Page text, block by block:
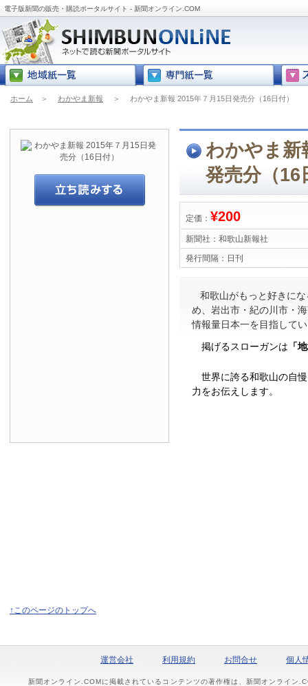
電子版新聞の販売・購読ポータルサイト - 新聞オンライン.COM
ホーム ＞ わかやま新報 ＞ わかやま新報 2015年７月15日発売分（16日付）
わかやま新
発売分（16
定価： ¥200
新聞社： 和歌山新報社
発行間隔： 日刊
和歌山がもっと好きに
め、岩出市・紀の川市・
情報量日本一を目指して
掲げるスローガンは 「
世界に誇る和歌山の自
力をお伝えします。
↑このページのトップへ
運営会社 利用規約 お問合せ 個人
新聞オンライン.COMに掲載されているコンテンツの著作権は、新聞オンライン